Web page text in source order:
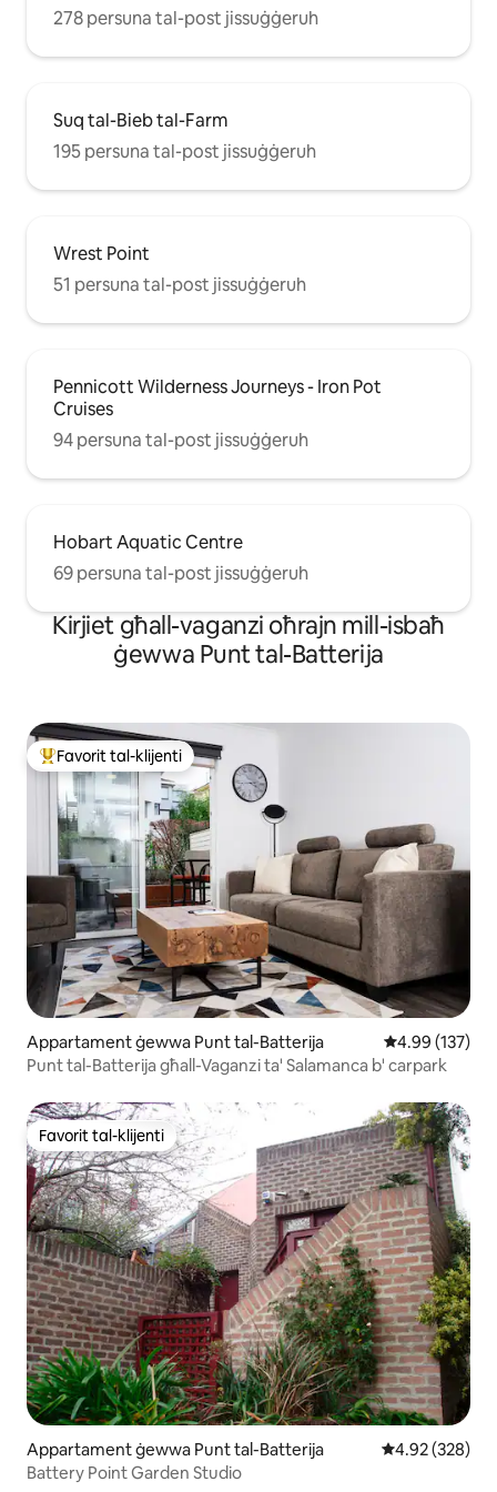
278 persuna tal-post jissuġġeruh
Suq tal-Bieb tal-Farm
195 persuna tal-post jissuġġeruh
Wrest Point
51 persuna tal-post jissuġġeruh
Pennicott Wilderness Journeys - Iron Pot
Cruises
94 persuna tal-post jissuġġeruh
Hobart Aquatic Centre
69 persuna tal-post jissuġġeruh
Kirjiet għall-vaganzi oħrajn mill-isbaħ
ġewwa Punt tal-Batterija
Wieħed mill-aqwa favoriti tal-klijenti
Favorit tal-klijenti
Appartament ġewwa Punt tal-Batterija Rating medju
4.99 (137)
Punt tal-Batterija għall-Vaganzi ta' Salamanca b' carpark
Favorit tal-klijenti
Favorit tal-klijenti
Appartament ġewwa Punt tal-Batterija Rating medju
4.92 (328)
Battery Point Garden Studio